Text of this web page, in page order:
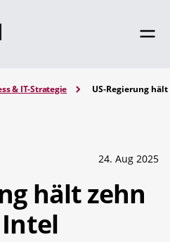
& IT-Strategie US-Regierung
24. Aug 2025
hält zehn